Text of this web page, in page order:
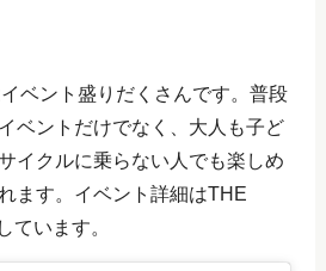
ベント盛りだくさんです。普段
ベントだけでなく、大人も子ど
イクルに乗らない人でも楽しめ
ます。イベント詳細はTHE
ています。